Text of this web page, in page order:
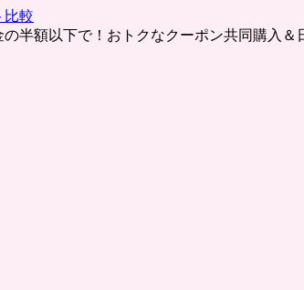
比較
半額以下で！おトクなクーポン共同購入